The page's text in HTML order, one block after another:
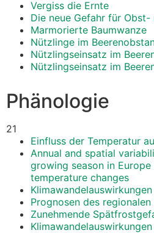
Vergiss die Ernte
Die neue Gefahr für Obst-
Marmorierte Baumwanze
Nützlinge im
Nützlingseinsatz im
Nützlingseinsatz im
Phänologie
21
Einfluss der Temperatur
Annual and spatial
growing season in
temperature changes
Prognosen des regionalen
Zunehmende